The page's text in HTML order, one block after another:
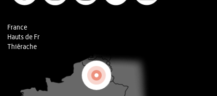
France
Hauts de Fr
Thiérache